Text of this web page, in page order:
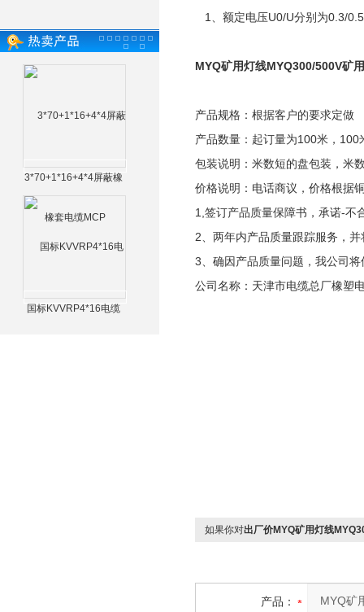
3*70+1*16+4*4屏蔽橡
国标KVVRP4*16电缆
1、额定电压U0/U分别为0.3/
MYQ矿用灯线MYQ300/500V矿
产品规格：根据客户的要求定做
产品数量：起订量为100米，100
包装说明：米数短的盘包装，米
价格说明：电话商议，价格根据
1,签订产品质量保障书，承诺-不
2、两年内产品质量跟踪服务，
3、确因产品质量问题，我公司
公司名称：天津市电缆总厂橡塑
如果你对出厂价MYQ矿用灯线
产品：